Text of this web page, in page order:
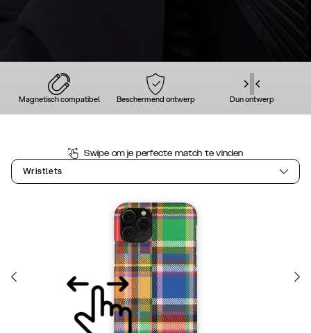
Magnetisch compatibel Beschermend ontwerp Dun ontwerp
Swipe om je perfecte match te vinden
Wristlets